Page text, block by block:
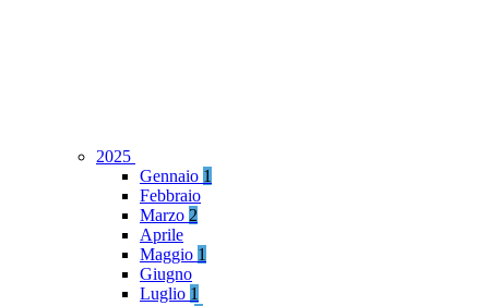
2025
Gennaio 1
Febbraio
Marzo 2
Aprile
Maggio 1
Giugno
Luglio 1